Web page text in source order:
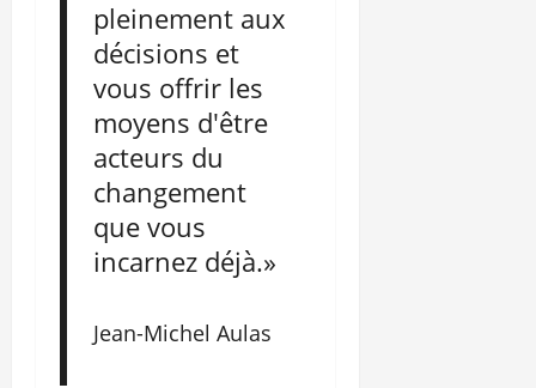
pleinement aux
décisions et
vous offrir les
moyens d'être
acteurs du
changement
que vous
incarnez déjà.»
Jean-Michel Aulas